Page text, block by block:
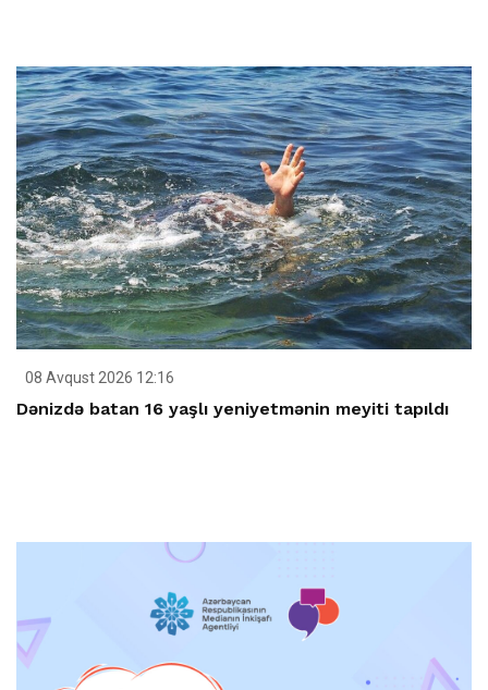
08 Avqust 2026 12:16
Dənizdə batan 16 yaşlı yeniyetmənin meyiti tapıldı